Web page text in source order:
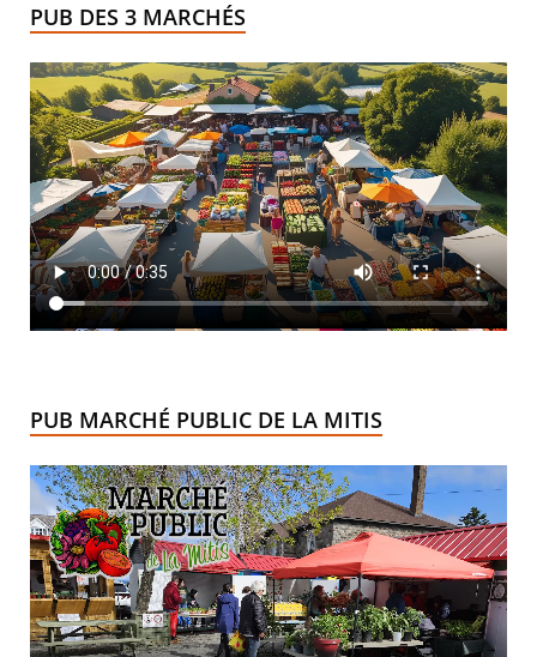
PUB DES 3 MARCHÉS
PUB MARCHÉ PUBLIC DE LA MITIS